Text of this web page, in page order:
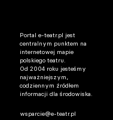
Portal e-teatr.pl jest
centralnym punktem na
internetowej mapie
polskiego teatru.
Od 2004 roku jesteśmy
najważniejszym,
codziennym źródłem
informacji dla środowiska.
wsparcie@e-teatr.pl